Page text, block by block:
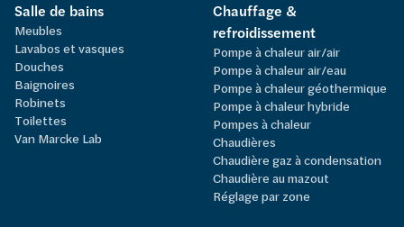
Salle de bains
Meubles
Lavabos et vasques
Douches
Baignoires
Robinets
Toilettes
Van Marcke Lab
Chauffage &
refroidissement
Pompe à chaleur air/air
Pompe à chaleur air/eau
Pompe à chaleur géothermique
Pompe à chaleur hybride
Pompes à chaleur
Chaudières
Chaudière gaz à condensation
Chaudière au mazout
Réglage par zone